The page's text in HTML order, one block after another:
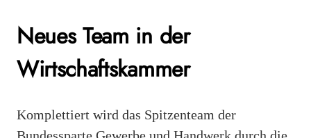
Neues Team in der
Wirtschaftskammer
Komplettiert wird das Spitzenteam der